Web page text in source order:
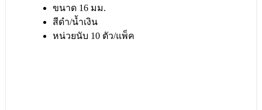
ขนาด 16 มม.
สีดำ/น้ำเงิน
หน่วยนับ 10 ตัว/แพ็ค